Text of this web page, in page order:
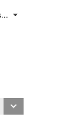
Slovensky